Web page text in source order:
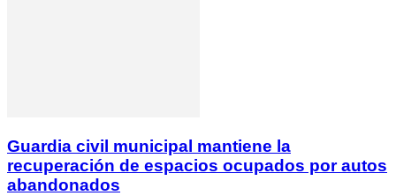
Guardia civil municipal mantiene la
recuperación de espacios ocupados por autos
abandonados